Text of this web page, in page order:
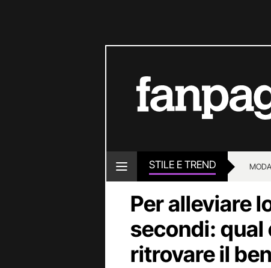
STILE E TREND MODA
Per alleviare
secondi: qual
ritrovare il